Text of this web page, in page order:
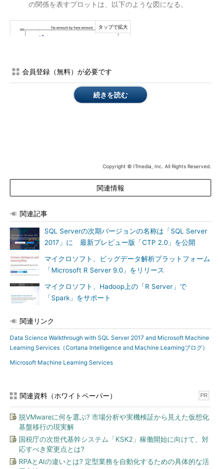
の関係を表すプロットは、以下のような図になる。
：ストアドプロシージャを使って機械学習モデ
ステップ6：モデルを検索して逆シリアル化し、バッチモ
ステップ5と6では、広く普及した「scikit-learn」パッケージ
とMicrosoftが最近リリースした「revoscalepy」ライブラリを使
ったモデリングと予測関数の使用方法が示されている。
会員登録（無料）が必要です
続きを読む
Copyright © ITmedia, Inc. All Rights Reserved.
関連情報
関連記事
SQL Serverの次期バージョンの名称は「SQL Server
2017」に 最新プレビュー版「CTP 2.0」を公開
マイクロソフト、ビッグデータ解析プラットフォーム
「Microsoft R Server 9.0」をリリース
マイクロソフト、Hadoop上の「R Server」で
「Spark」をサポート
関連リンク
Data Science Walkthrough with SQL Server 2017 and Microsoft Machine
Learning Services（Cortana Intelligence and Machine Learningブログ）
Microsoft Machine Learning Services
関連資料（ホワイトペーパー） PR
脱VMwareに何を選ぶ? 市場分析や実機検証から見えた仮想化
基盤移行の現実解
国税庁の次世代基幹システム「KSK2」稼働開始に向けて、対
応すべき変更点とは?
RPAとAIの違いとは? 定型業務を自動化するための具体的な活